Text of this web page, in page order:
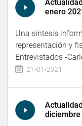
enero
Una síntesis
representación y
Entrevistados -
21-01-2021
diciembre